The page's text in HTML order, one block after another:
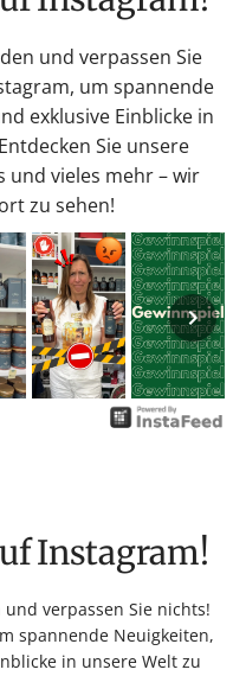
und verpassen Sie
um spannende
exklusive Einblicke in
Sie unsere
und vieles mehr – wir
zu sehen!
Instagram!
verpassen Sie nichts!
spannende Neuigkeiten,
in unsere Welt zu